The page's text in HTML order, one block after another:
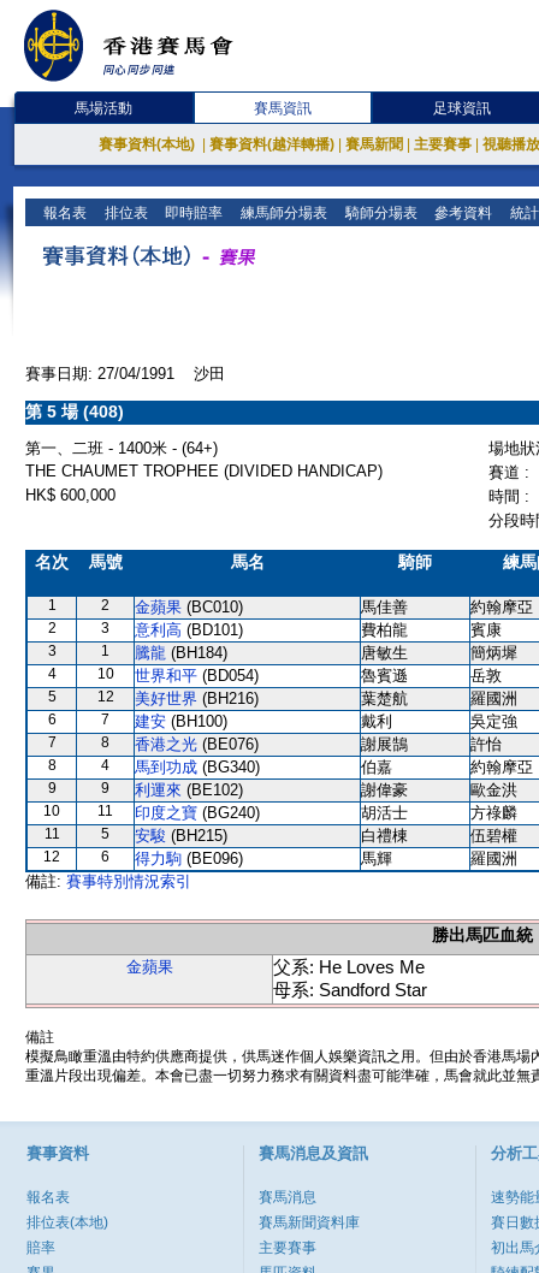
馬場活動 賽馬資訊 足球資訊
賽事資料(本地) 賽事資料(越洋轉播) 賽馬新聞 主要賽事 視聽播
報名表 排位表 即時賠率 練馬師分場表 騎師分場表 參考資料 統
賽事日期: 27/04/1991 沙田
第 5 場 (408)
第一、二班 - 1400米 - (64+)
場地
THE CHAUMET TROPHEE (DIVIDED HANDICAP)
賽道 :
HK$ 600,000
時間 :
分段
名次 馬號 馬名 騎師 練
1 2 金蘋果 (BC010) 馬佳善 約翰摩亞
2 3 意利高 (BD101) 費柏龍 賓康
3 1 騰龍 (BH184) 唐敏生 簡炳墀
4 10 世界和平 (BD054) 魯賓遜 岳敦
5 12 美好世界 (BH216) 葉楚航 羅國洲
6 7 建安 (BH100) 戴利 吳定強
7 8 香港之光 (BE076) 謝展鵠 許怡
8 4 馬到功成 (BG340) 伯嘉 約翰摩亞
9 9 利運來 (BE102) 謝偉豪 歐金洪
10 11 印度之寶 (BG240) 胡活士 方祿麟
11 5 安駿 (BH215) 白禮棟 伍碧權
12 6 得力駒 (BE096) 馬輝
羅國洲
備註: 賽事特別情況索引
勝出馬匹血統
金蘋果
父系: He Loves Me
母系: Sandford Star
備註
模擬鳥瞰重溫由特約供應商提供，供馬迷作個人娛樂資訊之用。但由於香港馬
重溫片段出現偏差。本會已盡一切努力務求有關資料盡可能準確，馬會就此並
賽事資料
報名表
排位表(本地)
賠率
賽馬消息及資訊
賽馬消息
賽馬新聞資料庫
主要賽事
分析
速勢能
賽日數
初出馬